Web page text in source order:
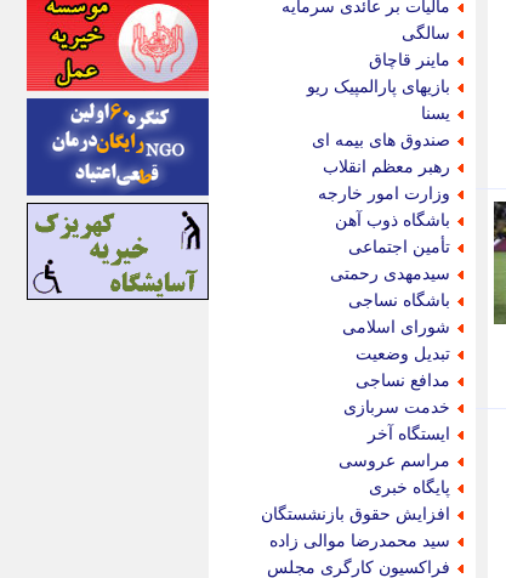
مالیات بر عائدی سرمایه
سالگی
ماینر قاچاق
بازیهای پارالمپیک ریو
یسنا
صندوق های بیمه ای
رهبر معظم انقلاب
وزارت امور خارجه
باشگاه ذوب آهن
تأمین اجتماعی
سیدمهدی رحمتی
باشگاه نساجی
شورای اسلامی
تبدیل وضعیت
مدافع نساجی
خدمت سربازی
ایستگاه آخر
مراسم عروسی
پایگاه خبری
افزایش حقوق بازنشستگان
سید محمدرضا موالی زاده
فراکسیون کارگری مجلس
ایکنا
ایلنا
اینتیتر
ایونا نیوز
بازتاب آنلاین
باشگاه خبرنگاران
باغستان نیوز
بامبوک
ببین و بخون
بدینسان
بنکر